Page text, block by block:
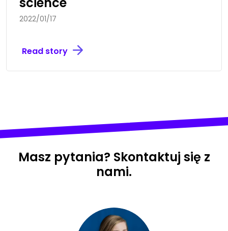
2022/01/17
Read story
Masz pytania? Skontaktuj się z
nami.